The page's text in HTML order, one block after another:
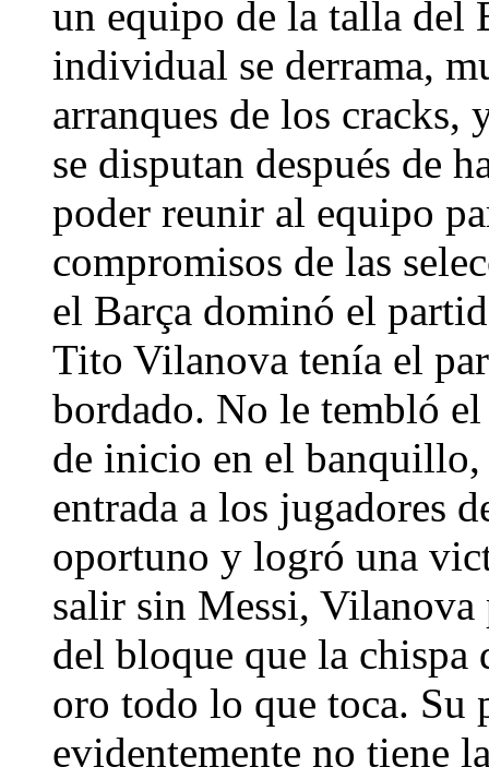
un equipo de la talla del
individual se derrama,
arranques de los cracks,
se disputan después de
poder reunir al equipo
compromisos de las
el Barça dominó el
Tito Vilanova tenía el
bordado. No le tembló
de inicio en el
entrada a los jugadores
oportuno y logró una
salir sin Messi,
del bloque que la chispa
oro todo lo que toca. Su
evidentemente no tiene